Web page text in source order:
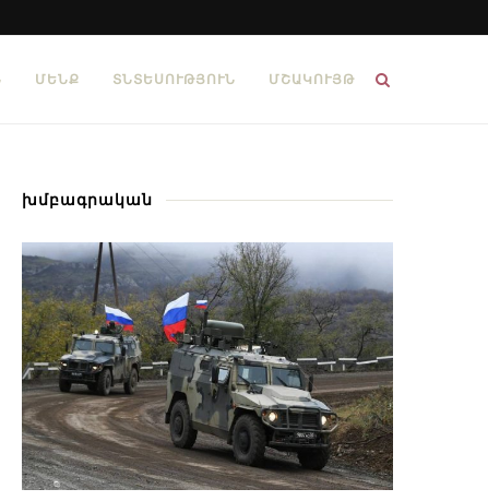
ՄԵՆՔ ՏՆՏԵՍՈՒԹՅՈՒՆ ՄՇԱԿՈՒՅԹ
խմբագրական